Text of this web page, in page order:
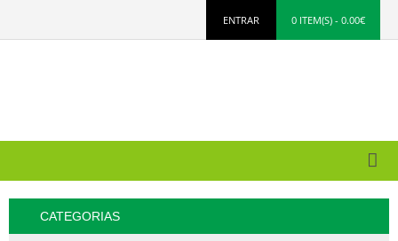
ENTRAR 0 ITEM(S) - 0.00€
CATEGORIAS